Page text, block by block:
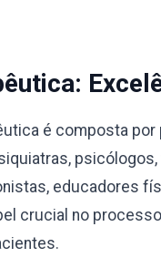
é composta
educadores
crucial no